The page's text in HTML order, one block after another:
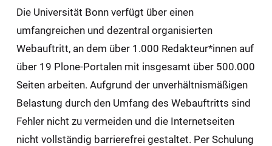
Die Universität Bonn verfügt über einen
umfangreichen und dezentral organisierten
Webauftritt, an dem über 1.000 Redakteur*innen auf
über 19 Plone-Portalen mit insgesamt über 500.000
Seiten arbeiten. Aufgrund der unverhältnismäßigen
Belastung durch den Umfang des Webauftritts sind
Fehler nicht zu vermeiden und die Internetseiten
nicht vollständig barrierefrei gestaltet. Per Schulung